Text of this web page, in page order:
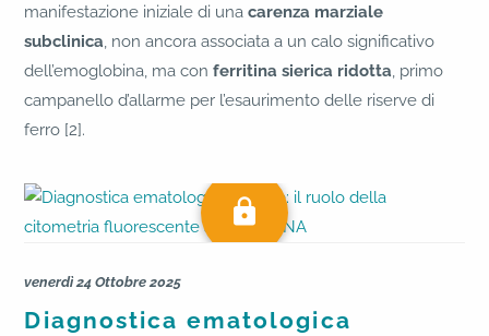
manifestazione iniziale di unacarenza marziale
subclinica, non ancora associata a un calo significativo
dell’emoglobina, ma conferritina sierica ridotta, primo
campanello d’allarme per l’esaurimento delle riserve di
ferro [2].
venerdì 24 Ottobre 2025
Diagnostica ematologica